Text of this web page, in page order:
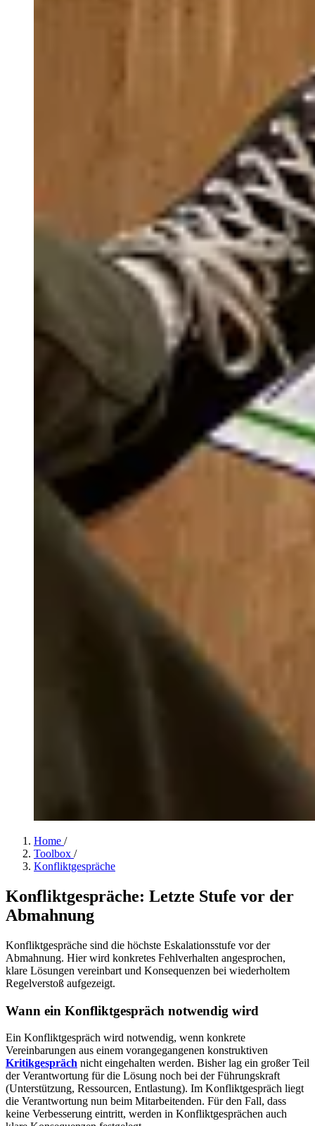
Home /
Toolbox /
Konfliktgespräche
Konfliktgespräche: Letzte Stufe vor der
Abmahnung
Konfliktgespräche sind die höchste Eskalationsstufe vor der
Abmahnung. Hier wird konkretes Fehlverhalten angesprochen,
klare Lösungen vereinbart und Konsequenzen bei wiederholtem
Regelverstoß aufgezeigt.
Wann ein Konfliktgespräch notwendig wird
Ein Konfliktgespräch wird notwendig, wenn konkrete
Vereinbarungen aus einem vorangegangenen konstruktiven
Kritikgespräch nicht eingehalten werden. Bisher lag ein großer Teil
der Verantwortung für die Lösung noch bei der Führungskraft
(Unterstützung, Ressourcen, Entlastung). Im Konfliktgespräch liegt
die Verantwortung nun beim Mitarbeitenden. Für den Fall, dass
keine Verbesserung eintritt, werden in Konfliktgesprächen auch